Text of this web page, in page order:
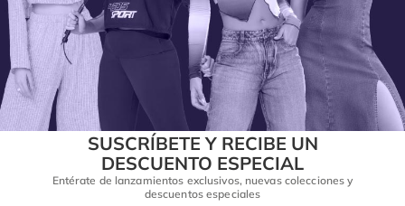
SUSCRÍBETE Y RECIBE UN
DESCUENTO ESPECIAL
Entérate de lanzamientos exclusivos, nuevas colecciones y
descuentos especiales